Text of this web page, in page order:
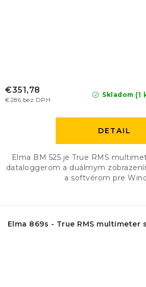
Skladom (1
€286 bez DPH
€351,78
DETAIL
Elma BM 525 je True RMS
dataloggerom a duálmym
a softvérom pre
Elma 869s - True RMS multimeter